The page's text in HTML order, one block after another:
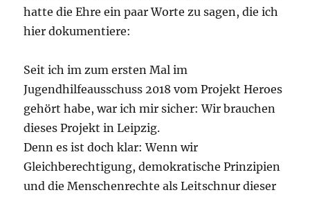
hatte die Ehre ein paar Worte zu sagen, die ich
hier dokumentiere:
Seit ich im zum ersten Mal im
Jugendhilfeausschuss 2018 vom Projekt Heroes
gehört habe, war ich mir sicher: Wir brauchen
dieses Projekt in Leipzig.
Denn es ist doch klar: Wenn wir
Gleichberechtigung, demokratische Prinzipien
und die Menschenrechte als Leitschnur dieser